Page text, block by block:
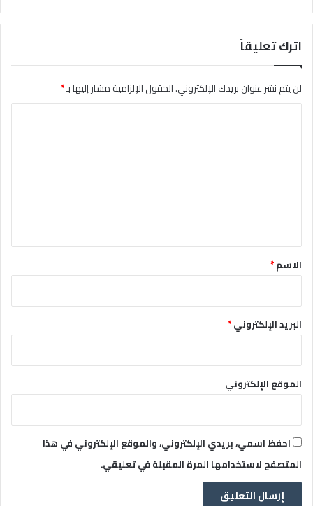
اترك تعليقاً
لن يتم نشر عنوان بريدك الإلكتروني.الحقول الإلزامية مشار إليها بـ*
*الاسم*
البريد الإلكتروني*
الموقع الإلكتروني
احفظ اسمي، بريدي الإلكتروني، والموقع الإلكتروني في هذا
المتصفح لاستخدامها المرة المقبلة في تعليقي.